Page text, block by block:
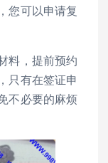
您可以申请复
料，提前预约
只有在签证申
不必要的麻烦